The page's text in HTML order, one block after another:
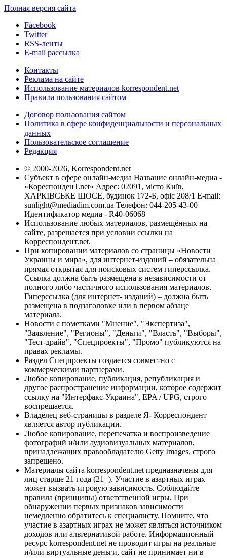
Полная версия сайта
Facebook
Twitter
RSS-ленты
E-mail рассылка
Контакты
Реклама на сайте
Использование материалов korrespondent.net
Правила пользования сайтом
Договор пользования сайтом
Политика в сфере конфиденциальности и персональных
данных
Пользовательское соглашение
Редакция
© 2000-2026, Korrespondent.net
Субъект в сфере онлайн-медиа Название онлайн-медиа -
«КореспонденТ.net» Адрес: 02091, місто Київ,
ХАРКІВСЬКЕ ШОСЕ, будинок 172-Б, офіс 208/1 E-mail:
sunlight@mediadim.com.ua Телефон: 044-205-43-00
Идентификатор медиа - R40-06068
Использование любых материалов, размещённых на
сайте, разрешается при условии ссылки на
Корреспондент.net.
При копировании материалов со страницы «Новости
Украины и мира», для интернет-изданий – обязательна
прямая открытая для поисковых систем гиперссылка.
Ссылка должна быть размещена в независимости от
полного либо частичного использования материалов.
Гиперссылка (для интернет- изданий) – должна быть
размещена в подзаголовке или в первом абзаце
материала.
Новости с пометками "Мнение", "Экспертиза",
"Заявление", "Регионы", "Деньги", "Власть", "Выборы",
"Тест-драйв", "Спецпроекты", "Промо" публикуются на
правах рекламы.
Раздел Спецпроекты создается совместно с
коммерческими партнерами.
Любое копирование, публикация, републикация и
другое распространение информации, которое содержит
ссылку на "Интерфакс-Украина", EPA / UPG, строго
воспрещается.
Владелец веб-страницы в разделе Я- Корреспондент
является автор публикации.
Любое копирование, перепечатка и воспроизведение
фотографий и/или аудиовизуальных материалов,
принадлежащих правообладателю Getty Images, строго
запрещено.
Материалы сайта korrespondent.net предназначены для
лиц старше 21 года (21+). Участие в азартных играх
может вызвать игровую зависимость. Соблюдайте
правила (принципы) ответственной игры. При
обнаружении первых признаков зависимости
немедленно обратитесь к специалисту. Помните, что
участие в азартных играх не может являться источником
доходов или альтернативой работе. Информационный
ресурс korrespondent.net не проводит игры на реальные
и/или виртуальные деньги, сайт не принимает ни в